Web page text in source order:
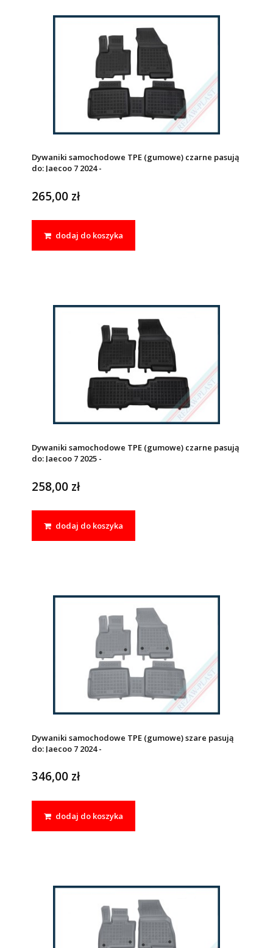
Dywaniki samochodowe TPE (gumowe) czarne pasują
do: Jaecoo 7 2024 -
265,00 zł
dodaj do koszyka
Dywaniki samochodowe TPE (gumowe) czarne pasują
do: Jaecoo 7 2025 -
258,00 zł
dodaj do koszyka
Dywaniki samochodowe TPE (gumowe) szare pasują
do: Jaecoo 7 2024 -
346,00 zł
dodaj do koszyka